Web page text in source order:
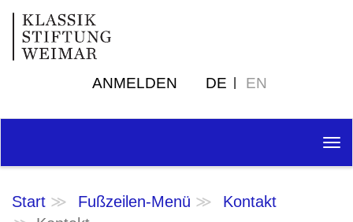
ANMELDEN DE EN
Start Fußzeilen-Menü
Kontakt